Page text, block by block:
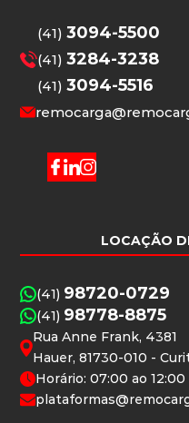
(41)3094-5500
(41)3284-3238
(41)3094-5516
LOCAÇÃO
(41) 98720-0729
(41) 98778-8875
Rua Anne Frank, 4381
Hauer, 81730-010 -
Horário: 07:00 ao 12:00